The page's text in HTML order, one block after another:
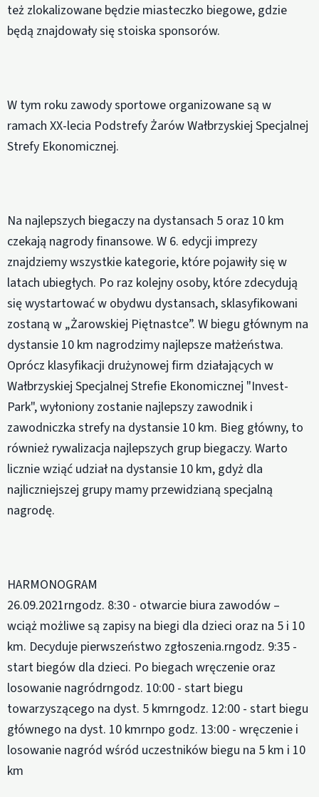
też zlokalizowane będzie miasteczko biegowe, gdzie
będą znajdowały się stoiska sponsorów.
W tym roku zawody sportowe organizowane są w
ramach XX-lecia Podstrefy Żarów Wałbrzyskiej Specjalnej
Strefy Ekonomicznej.
Na najlepszych biegaczy na dystansach 5 oraz 10 km
czekają nagrody finansowe. W 6. edycji imprezy
znajdziemy wszystkie kategorie, które pojawiły się w
latach ubiegłych. Po raz kolejny osoby, które zdecydują
się wystartować w obydwu dystansach, sklasyfikowani
zostaną w „Żarowskiej Piętnastce”. W biegu głównym na
dystansie 10 km nagrodzimy najlepsze małżeństwa.
Oprócz klasyfikacji drużynowej firm działających w
Wałbrzyskiej Specjalnej Strefie Ekonomicznej "Invest-
Park", wyłoniony zostanie najlepszy zawodnik i
zawodniczka strefy na dystansie 10 km. Bieg główny, to
również rywalizacja najlepszych grup biegaczy. Warto
licznie wziąć udział na dystansie 10 km, gdyż dla
najliczniejszej grupy mamy przewidzianą specjalną
nagrodę.
HARMONOGRAM
26.09.2021rngodz. 8:30 - otwarcie biura zawodów –
wciąż możliwe są zapisy na biegi dla dzieci oraz na 5 i 10
km. Decyduje pierwszeństwo zgłoszenia.rngodz. 9:35 -
start biegów dla dzieci. Po biegach wręczenie oraz
losowanie nagródrngodz. 10:00 - start biegu
towarzyszącego na dyst. 5 kmrngodz. 12:00 - start biegu
głównego na dyst. 10 kmrnpo godz. 13:00 - wręczenie i
losowanie nagród wśród uczestników biegu na 5 km i 10
km